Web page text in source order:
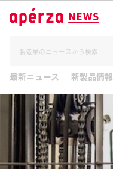
最新ニュース 新製品情報